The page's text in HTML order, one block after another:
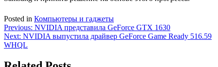
Posted in Компьютеры и гаджеты
Навигация
по
Previous: NVIDIA представила GeForce GTX 1630
Next: NVIDIA выпустила драйвер GeForce Game Ready 516.59
WHQL